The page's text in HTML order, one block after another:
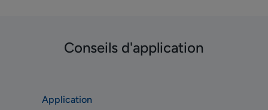
Conseils d'application
Application